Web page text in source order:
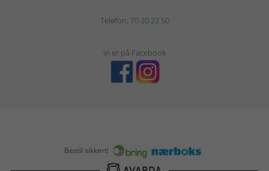
Telefon: 70 20 22 50
Vi er på Facebook
Bestil sikkert!